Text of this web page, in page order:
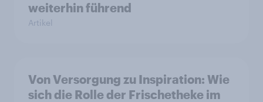
weiterhin führend
Artikel
Von Versorgung zu Inspiration: Wie
sich die Rolle der Frischetheke im